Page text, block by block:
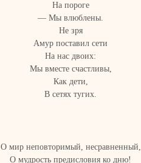
На пороге
— Мы влюблены.
Не зря
Амур поставил сети
На нас двоих:
Мы вместе счастливы,
Как дети,
В сетях тугих.
О мир неповторимый, несравненный,
О мудрость предисловия ко дню!